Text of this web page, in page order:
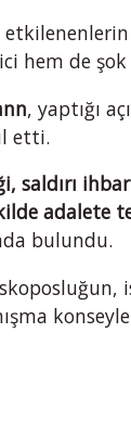
hem de
, yaptığı
etti.
adalete
bulundu.